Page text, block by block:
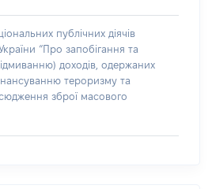
публічних діячів
“Про запобігання та
доходів, одержаних
тероризму та
зброї масового